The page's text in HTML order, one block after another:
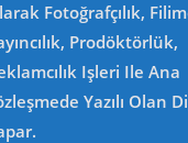
Fotoğrafçılık,
Prodöktörlük,
Işleri Ile Ana
Yazılı Olan